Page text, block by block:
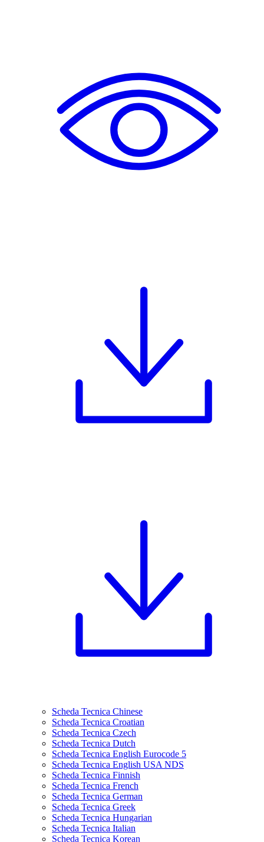
Scheda Tecnica Chinese
Scheda Tecnica Croatian
Scheda Tecnica Czech
Scheda Tecnica Dutch
Scheda Tecnica English Eurocode 5
Scheda Tecnica English USA NDS
Scheda Tecnica Finnish
Scheda Tecnica French
Scheda Tecnica German
Scheda Tecnica Greek
Scheda Tecnica Hungarian
Scheda Tecnica Italian
Scheda Tecnica Korean